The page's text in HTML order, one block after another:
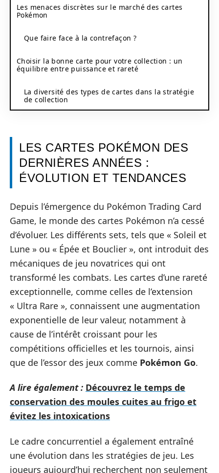
Les menaces discrètes sur le marché des cartes
Pokémon
Que faire face à la contrefaçon ?
Choisir la bonne carte pour votre collection : un
équilibre entre puissance et rareté
La diversité des types de cartes dans la stratégie
de collection
LES CARTES POKÉMON DES
DERNIÈRES ANNÉES :
ÉVOLUTION ET TENDANCES
Depuis l’émergence du Pokémon Trading Card
Game, le monde des cartes Pokémon n’a cessé
d’évoluer. Les différents sets, tels que « Soleil et
Lune » ou « Épée et Bouclier », ont introduit des
mécaniques de jeu novatrices qui ont
transformé les combats. Les cartes d’une rareté
exceptionnelle, comme celles de l’extension
« Ultra Rare », connaissent une augmentation
exponentielle de leur valeur, notamment à
cause de l’intérêt croissant pour les
compétitions officielles et les tournois, ainsi
que de l’essor des jeux comme Pokémon Go.
A lire également : Découvrez le temps de
conservation des moules cuites au frigo et
évitez les intoxications
Le cadre concurrentiel a également entraîné
une évolution dans les stratégies de jeu. Les
joueurs aujourd’hui recherchent non seulement